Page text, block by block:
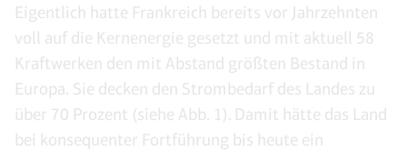
Eigentlich hatte Frankreich bereits vor Jahrzehnten
voll auf die Kernenergie gesetzt und mit aktuell 58
Kraftwerken den mit Abstand größten Bestand in
Europa. Sie decken den Strombedarf des Landes zu
über 70 Prozent (siehe Abb. 1). Damit hätte das Land
bei konsequenter Fortführung bis heute ein